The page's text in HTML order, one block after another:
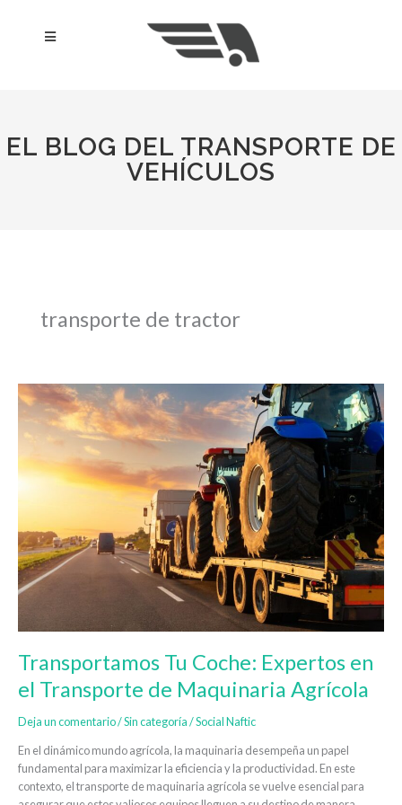
contenidoMenú
EL BLOG DEL TRANSPORTE DE
VEHÍCULOS
transporte de tractor
Transportamos Tu Coche: Expertos en
el Transporte de Maquinaria Agrícola
Deja un comentario/Sin categoría/Social Naftic
En el dinámico mundo agrícola, la maquinaria desempeña un papel
fundamental para maximizar la eficiencia y la productividad. En este
contexto, el transporte de maquinaria agrícola se vuelve esencial para
Transportamos
Tu
Coche:
Expertos
el
Transporte
Maquinaria
Agrícola